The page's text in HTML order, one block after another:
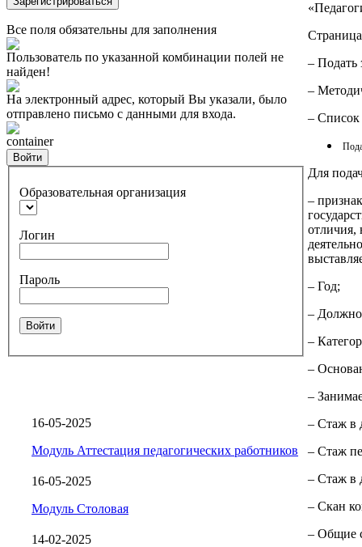
Все поля обязательны для заполнения
Пользователь по указанной комбинации полей не
найден!
На электронный адрес, который Вы указали, было
отправлено письмо с данными для входа.
container
Войти
Образовательная организация
Логин
Пароль
Войти
16-05-2025
Модуль Аттестация педагогических работников
16-05-2025
Модуль Столовая
14-02-2025
– Подать
–
– Список
Для
–
отличия,
– Год;
–
–
–
–
– Стаж в
– Стаж
– Стаж в
– Скан
– Общие